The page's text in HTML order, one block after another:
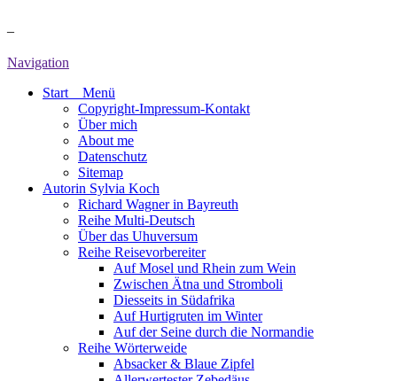
–
Navigation
Start _ Menü
Copyright-Impressum-Kontakt
Über mich
About me
Datenschutz
Sitemap
Autorin Sylvia Koch
Richard Wagner in Bayreuth
Reihe Multi-Deutsch
Über das Uhuversum
Reihe Reisevorbereiter
Auf Mosel und Rhein zum Wein
Zwischen Ätna und Stromboli
Diesseits in Südafrika
Auf Hurtigruten im Winter
Auf der Seine durch die Normandie
Reihe Wörterweide
Absacker & Blaue Zipfel